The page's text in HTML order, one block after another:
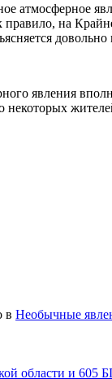
атмосферное
правило, на
явления
некоторых
в Необычные